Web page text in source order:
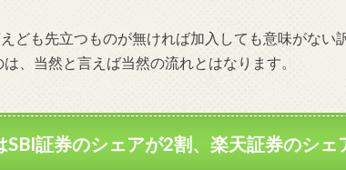
ども先立つものが無ければ加入しても意味がない
、当然と言えば当然の流れとはなります。
SBI証券のシェアが2割、楽天証券のシェ